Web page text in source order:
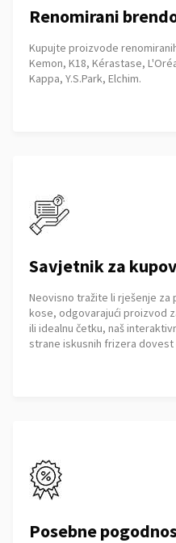
Renomirani
Kupujte proizvode
Kemon, K18, Kérastase,
Kappa, Y.S.Park, Elchim.
Savjetnik za
Neovisno tražite li rješenje za
kose, odgovarajući proizvod
ili idealnu četku, naš
strane iskusnih frizera dovest
Posebne